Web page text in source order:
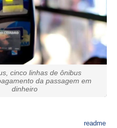
cinco linhas de ônibus
da passagem em
dinheiro
readme